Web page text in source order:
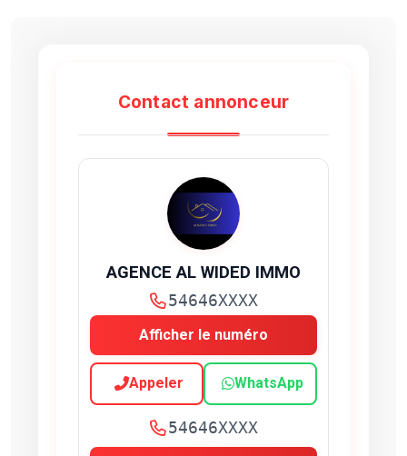
Contact annonceur
AGENCE AL WIDED IMMO
54646XXXX
Afficher le numéro
Appeler WhatsApp
54646XXXX